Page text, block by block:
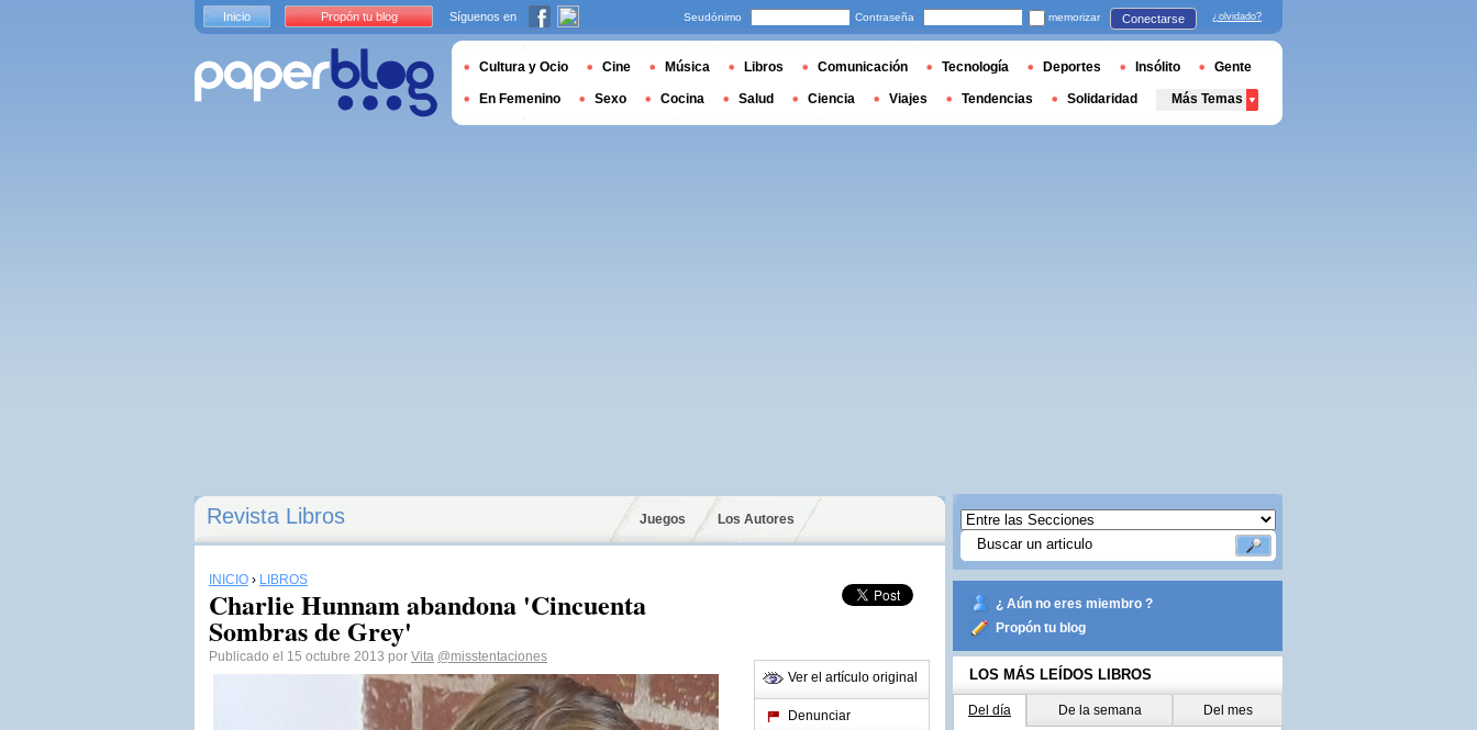
Revista Libros Juegos Los Autores
INICIO › LIBROS
Charlie Hunnam abandona 'Cincuenta
Sombras de Grey'
Publicado el 15 octubre 2013 por Vita @misstentaciones
Ver el artículo original
Denunciar
¿ Aún no eres miembro ?
Propón tu blog
LOS MÁS LEÍDOS LIBROS
Del día De la semana Del mes
Inicio Propón tu blog Síguenos en Seudónimo Contraseña memorizar Conectarse ¿olvidado?
Cultura y Ocio Cine Música Libros Comunicación Tecnología Deportes Insólito Gente
En Femenino Sexo Cocina Salud Ciencia Viajes Tendencias Solidaridad Más Temas